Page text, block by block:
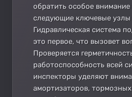
обратить особое внимание
следующие ключевые узлы
Гидравлическая система
это первое, что вызовет
Проверяется
работоспособность всей
инспекторы уделяют
амортизаторов,